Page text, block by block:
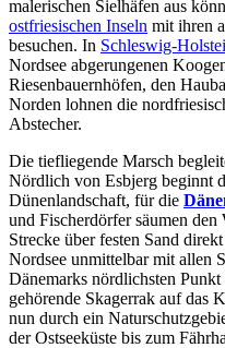
malerischen Sielhäfen aus
ostfriesischen Inseln mit ihren
besuchen. In Schleswig-
Nordsee abgerungenen
Riesenbauernhöfen, den
Norden lohnen die
Abstecher.
Die tiefliegende Marsch
Nördlich von Esbjerg beginnt
Dünenlandschaft, für die
und Fischerdörfer säumen
Strecke über festen Sand
Nordsee unmittelbar mit allen
Dänemarks nördlichsten
gehörende Skagerrak auf das
nun durch ein
der Ostseeküste bis zum